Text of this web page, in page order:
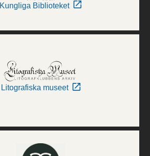
Kungliga Biblioteket
Litografiska museet